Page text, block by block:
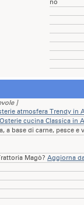
no
]
atmosfera Trendy in
cucina Classica in
a base di carne, pesce e
Magò? Aggiorna